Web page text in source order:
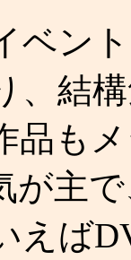
ン
、結
品も
が主
えば